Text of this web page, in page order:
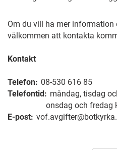
Om du vill ha mer information
välkommen att kontakta
Kontakt
Telefon: 08-530 616 85
Telefontid: måndag, tisdag
onsdag och fredag kl
E-post: